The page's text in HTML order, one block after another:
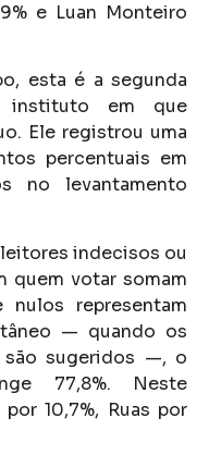
e Luan Monteiro
esta é a segunda
instituto em que
Ele registrou uma
percentuais em
no levantamento
indecisos ou
quem votar somam
nulos representam
— quando os
são sugeridos —, o
77,8%. Neste
10,7%, Ruas por